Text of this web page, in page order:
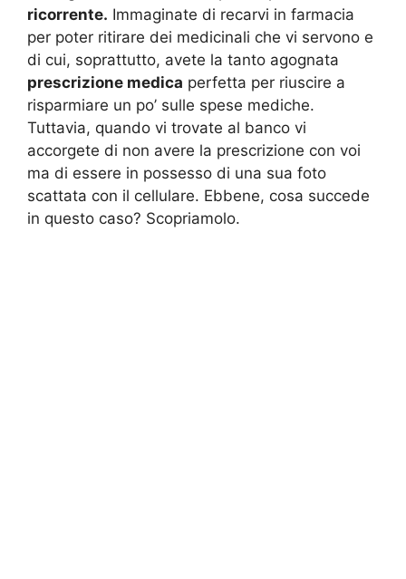
ricorrente. Immaginate di recarvi in farmacia
per poter ritirare dei medicinali che vi servono e
di cui, soprattutto, avete la tanto agognata
prescrizione medica perfetta per riuscire a
risparmiare un po’ sulle spese mediche.
Tuttavia, quando vi trovate al banco vi
accorgete di non avere la prescrizione con voi
ma di essere in possesso di una sua foto
scattata con il cellulare. Ebbene, cosa succede
in questo caso? Scopriamolo.